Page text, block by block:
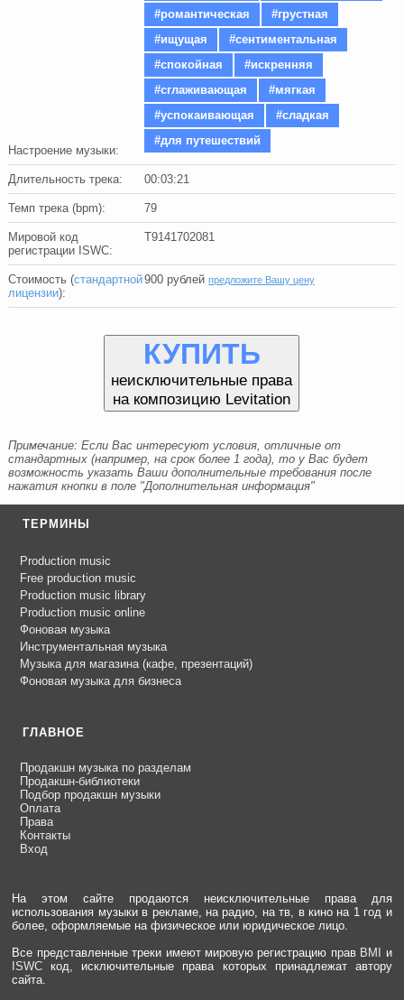
Настроение музыки:
#романтическая
#грустная
#ищущая
#сентиментальная
#спокойная
#искренняя
#сглаживающая
#мягкая
#успокаивающая
#сладкая
#для путешествий
Длительность трека: 00:03:21
Темп трека (bpm): 79
Мировой код
регистрации ISWC:
T9141702081
Стоимость (стандартной
лицензии):
900 рублей предложите Вашу цену
КУПИТЬ
неисключительные права
на композицию Levitation
Примечание: Если Вас интересуют условия, отличные от
стандартных (например, на срок более 1 года), то у Вас будет
возможность указать Ваши дополнительные требования после
нажатия кнопки в поле "Дополнительная информация"
ТЕРМИНЫ
Production music
Free production music
Production music library
Production music online
Фоновая музыка
Инструментальная музыка
Музыка для магазина (кафе, презентаций)
Фоновая музыка для бизнеса
ГЛАВНОЕ
Продакшн музыка по разделам
Продакшн-библиотеки
Подбор продакшн музыки
Оплата
Права
Контакты
Вход
На этом сайте продаются неисключительные права для
использования музыки в рекламе, на радио, на тв, в кино на 1 год и
более, оформляемые на физическое или юридическое лицо.
Все представленные треки имеют мировую регистрацию прав BMI
и
ISWC код, исключительные права которых принадлежат автору
сайта.